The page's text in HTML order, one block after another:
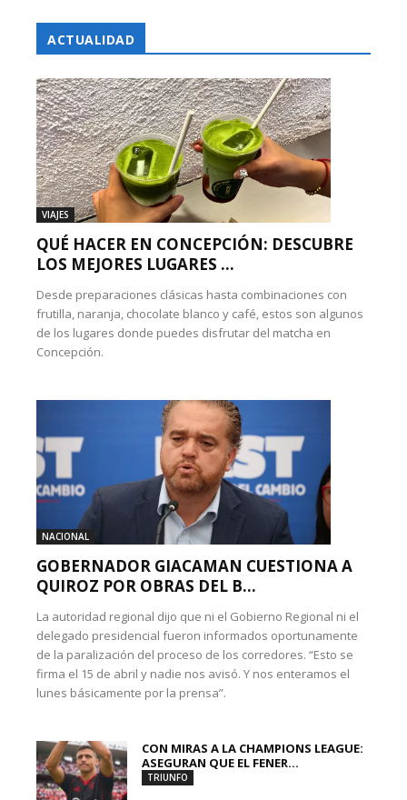
ACTUALIDAD
VIAJES
QUÉ HACER EN CONCEPCIÓN: DESCUBRE
LOS MEJORES LUGARES ...
Desde preparaciones clásicas hasta combinaciones con
frutilla, naranja, chocolate blanco y café, estos son algunos
de los lugares donde puedes disfrutar del matcha en
Concepción.
NACIONAL
GOBERNADOR GIACAMAN CUESTIONA A
QUIROZ POR OBRAS DEL B...
La autoridad regional dijo que ni el Gobierno Regional ni el
delegado presidencial fueron informados oportunamente
de la paralización del proceso de los corredores. “Esto se
firma el 15 de abril y nadie nos avisó. Y nos enteramos el
lunes básicamente por la prensa”.
CON MIRAS A LA CHAMPIONS LEAGUE:
ASEGURAN QUE EL FENER...
TRIUNFO